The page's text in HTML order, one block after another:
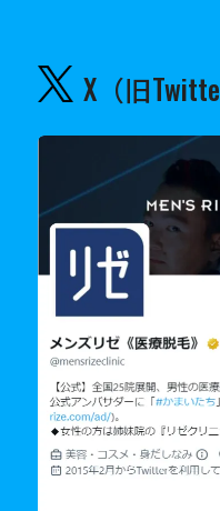
X（旧